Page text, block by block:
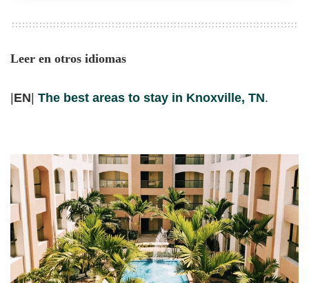
Leer en otros idiomas
|EN| The best areas to stay in Knoxville, TN.